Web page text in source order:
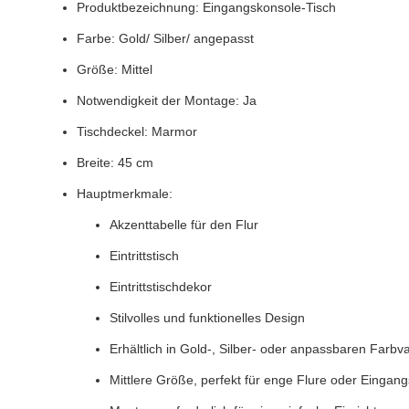
Produktbezeichnung: Eingangskonsole-Tisch
Farbe: Gold/ Silber/ angepasst
Größe: Mittel
Notwendigkeit der Montage: Ja
Tischdeckel: Marmor
Breite: 45 cm
Hauptmerkmale:
Akzenttabelle für den Flur
Eintrittstisch
Eintrittstischdekor
Stilvolles und funktionelles Design
Erhältlich in Gold-, Silber- oder anpassbaren
Mittlere Größe, perfekt für enge Flure oder